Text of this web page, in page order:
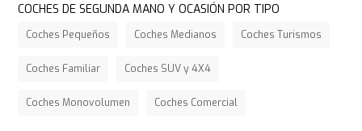
COCHES DE SEGUNDA MANO Y OCASIÓN POR TIPO
Coches Pequeños Coches Medianos Coches Turismos
Coches Familiar Coches SUV y 4X4
Coches Monovolumen Coches Comercial